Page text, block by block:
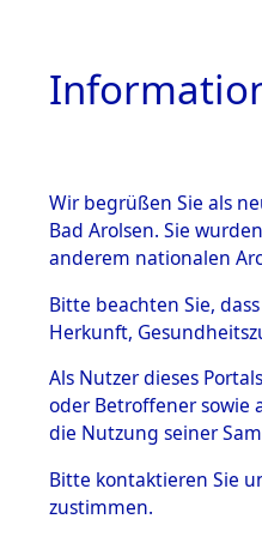
BESTÄNDE
Inhaftierungsdoku
mente
1.2.9 Beim ITS
verwahrte
1.2.9.1
Effekten aus
Wir begrüßen Sie als
Bad Arolsen. Sie
anderem nationalen
Bitte beachten Sie,
Herkunft,
Als Nutzer dieses
oder Betroffener sowie
die Nutzung seiner
Bitte kontaktieren Sie
zustimmen.